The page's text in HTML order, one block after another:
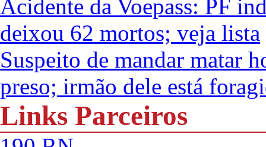
Acidente da Voepass: PF
deixou 62 mortos; veja lista
Suspeito de mandar matar
preso; irmão dele está
Links Parceiros